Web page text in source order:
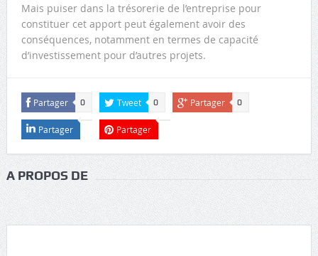
Mais puiser dans la trésorerie de l’entreprise pour
constituer cet apport peut également avoir des
conséquences, notamment en termes de capacité
d’investissement pour d’autres projets.
Partager 0 Tweet 0 Partager 0
Partager Partager
A PROPOS DE